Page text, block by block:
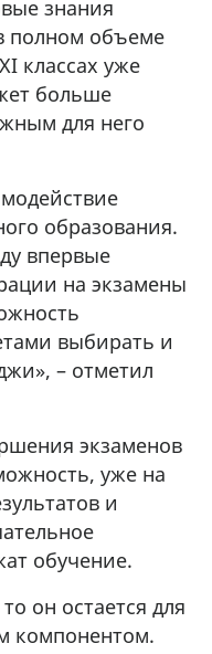
знания
полном объеме
классах уже
больше
для него
образования.
впервые
на экзамены
выбирать и
– отметил
экзаменов
уже на
и
обучение.
он остается для
компонентом.